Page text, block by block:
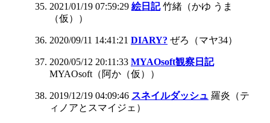
2021/01/19 07:59:29 絵日記 竹緒（かゆ うま
（仮））
2020/09/11 14:41:21 DIARY? ぜろ（マヤ34）
2020/05/12 20:11:33 MYAOsoft観察日記
MYAOsoft（阿か（仮））
2019/12/19 04:09:46 スネイルダッシュ 羅炎（テ
ィノアとスマイジェ）